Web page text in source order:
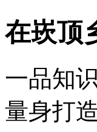
在崁顶
一品知
量身打